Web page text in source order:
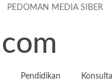
PEDOMAN MEDIA SIBER
Pendidikan